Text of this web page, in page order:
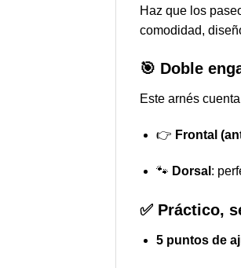
Haz que los
comodidad,
🎯 Doble
Este arnés
👉 Frontal
🐾 Dorsal :
✅ Práctico,
5 puntos de